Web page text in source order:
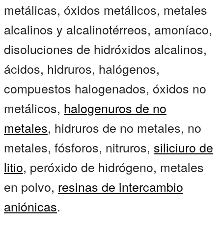
metálicas, óxidos metálicos, metales
alcalinos y alcalinotérreos, amoníaco,
disoluciones de hidróxidos alcalinos,
ácidos, hidruros, halógenos,
compuestos halogenados, óxidos no
metálicos, halogenuros de no
metales, hidruros de no metales, no
metales, fósforos, nitruros, siliciuro de
litio, peróxido de hidrógeno, metales
en polvo, resinas de intercambio
aniónicas.